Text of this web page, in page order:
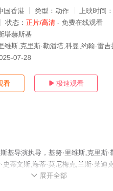
国香港 类型： 动作 上映时间：
状态： 正片/高清 - 免费在线观看
塔赫斯基
维斯,克里斯·勒潘塔,科曼,约翰·雷
07-28
看  极速观看
基导演执导，基努·里维斯,克里斯
蒂文斯,海蒂·莫尼梅克,兰斯·莱迪
拜厄斯·西格尔,托马斯·萨多斯基,
 展开全部